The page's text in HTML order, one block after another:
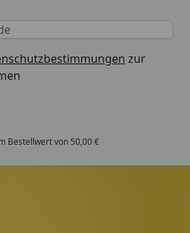
zur
Bestellwert von 50,00 €
Shops